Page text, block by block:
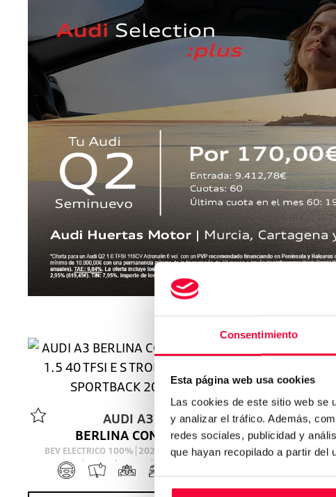
Consentimiento
Esta página web usa cookies
Las cookies de este sitio web se
y analizar el tráfico. Además,
redes sociales, publicidad y
que hayan recopilado a partir del
AUDI A3
BERLINA CON PORTON 1.5 40 TFSI E S TRONIC S LINE SPORTBACK 204 5P
BEV ELECTRICO 100% 2025 23.261Km
204Cv AUTOMÁTICO